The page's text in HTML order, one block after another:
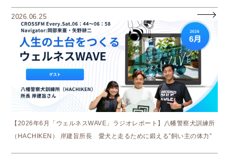
2026.06.25
【2026年6月「ウェルネスWAVE」ラジオレポート】八幡警察犬訓練所
（HACHIKEN） 岸建旨所長 愛犬と走るために鍛える”飼い主の体力”